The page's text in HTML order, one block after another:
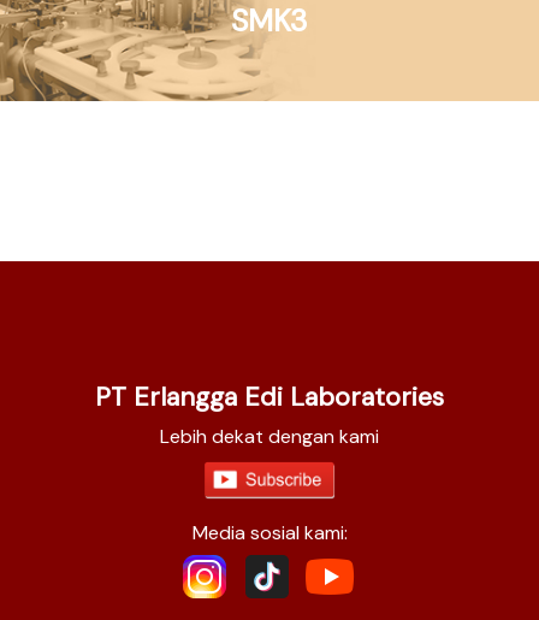
SMK3
PT Erlangga Edi Laboratories
Lebih dekat dengan kami
Media sosial kami: